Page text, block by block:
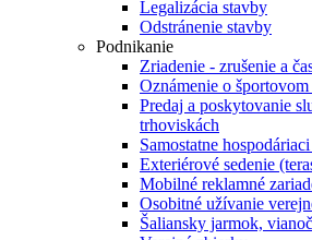
Legalizácia stavby
Odstránenie stavby
Podnikanie
Zriadenie - zrušenie a
Oznámenie o
Predaj a poskytovanie
trhoviskách
Samostatne
Exteriérové sedenie
Mobilné reklamné
Osobitné užívanie
Šaliansky jarmok,